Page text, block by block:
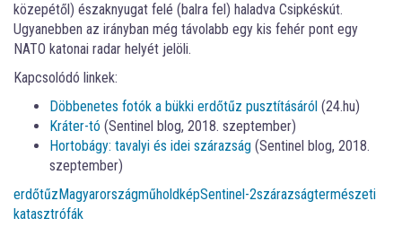
közepétől) északnyugat felé (balra fel) haladva Csipkéskút.
Ugyanebben az irányban még távolabb egy kis fehér pont egy
NATO katonai radar helyét jelöli.
Kapcsolódó linkek:
Döbbenetes fotók a bükki erdőtűz pusztításáról (24.hu)
Kráter-tó (Sentinel blog, 2018. szeptember)
Hortobágy: tavalyi és idei szárazság (Sentinel blog, 2018.
szeptember)
erdőtűzMagyarországműholdképSentinel-2szárazságtermészeti
katasztrófák